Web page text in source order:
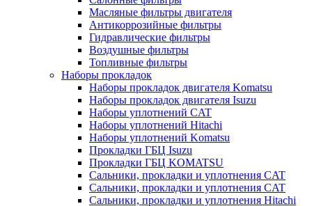
Масляные фильтры двигателя
Антикоррозийные фильтры
Гидравлические фильтры
Воздушные фильтры
Топливные фильтры
Наборы прокладок
Наборы прокладок двигателя Komatsu
Наборы прокладок двигателя Isuzu
Наборы уплотнений CAT
Наборы уплотнений Hitachi
Наборы уплотнений Komatsu
Прокладки ГБЦ Isuzu
Прокладки ГБЦ KOMATSU
Сальники, прокладки и уплотнения CAT
Сальники, прокладки и уплотнения CAT
Сальники, прокладки и уплотнения Hitachi